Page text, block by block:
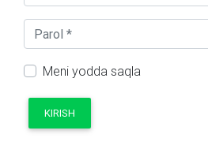
Meni yodda saqla
KIRISH